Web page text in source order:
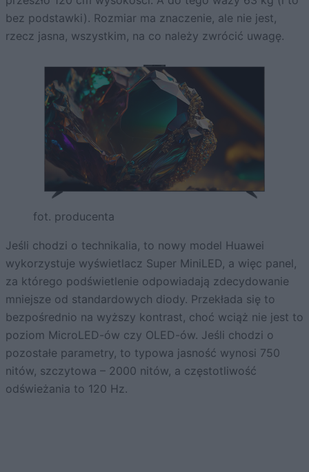
bez podstawki). Rozmiar ma znaczenie, ale nie jest,
rzecz jasna, wszystkim, na co należy zwrócić uwagę.
fot. producenta
Jeśli chodzi o technikalia, to nowy model Huawei
wykorzystuje wyświetlacz Super MiniLED, a więc panel,
za którego podświetlenie odpowiadają zdecydowanie
mniejsze od standardowych diody. Przekłada się to
bezpośrednio na wyższy kontrast, choć wciąż nie jest to
poziom MicroLED-ów czy OLED-ów. Jeśli chodzi o
pozostałe parametry, to typowa jasność wynosi 750
nitów, szczytowa – 2000 nitów, a częstotliwość
odświeżania to 120 Hz.